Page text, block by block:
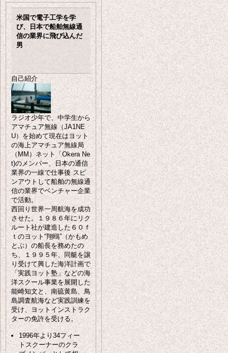
米国で電子工学を学
び、日本で船舶無線通
信の業界に飛び込んだ
男
自己紹介
ラジオ少年で、中学生から
アマチュア無線（JA1NE
U）を始めて現在はヨット
の海上アマチュア無線局
（MM）ネット「Okera Ne
t)のメンバー、日本の通信
業界の一線で仕事後 スピ
ンアウトして船舶の無線通
信の業界でベンチャー企業
で活動。
西回り世界一周航海を成功
させた。１９８６年にリク
ルート社が建造した６０ｆ
ｔのヨット“翔鴎”（かもめ
とぶ）の船長を務めたの
ち、１９９５年、同艇を譲
り受けて興した海洋計画で
「実践ヨット塾」などの海
洋スクール事業を展開した
能崎知文と、南硫黄島、鳥
島調査航海など実践訓練を
受け、ヨットインストラク
ターの免許を受ける。
1996年より34フィー
トスクーナーのクラ